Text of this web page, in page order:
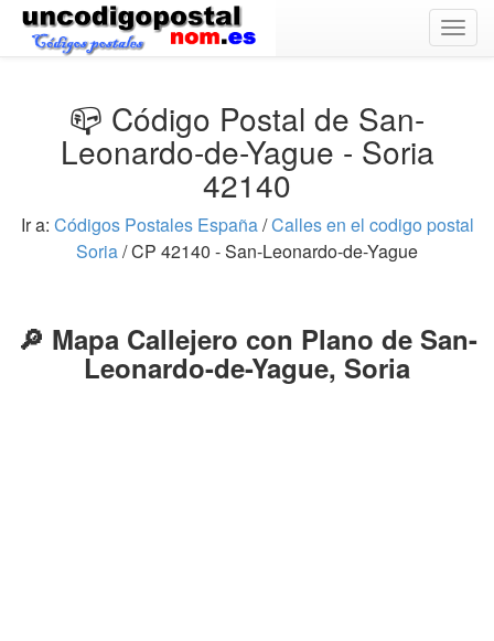
📪 Código Postal de San-
Leonardo-de-Yague - Soria
42140
Ir a: Códigos Postales España/Calles en el codigo postal
Soria/ CP 42140 - San-Leonardo-de-Yague
🔎 Mapa Callejero con Plano de San-
Leonardo-de-Yague, Soria